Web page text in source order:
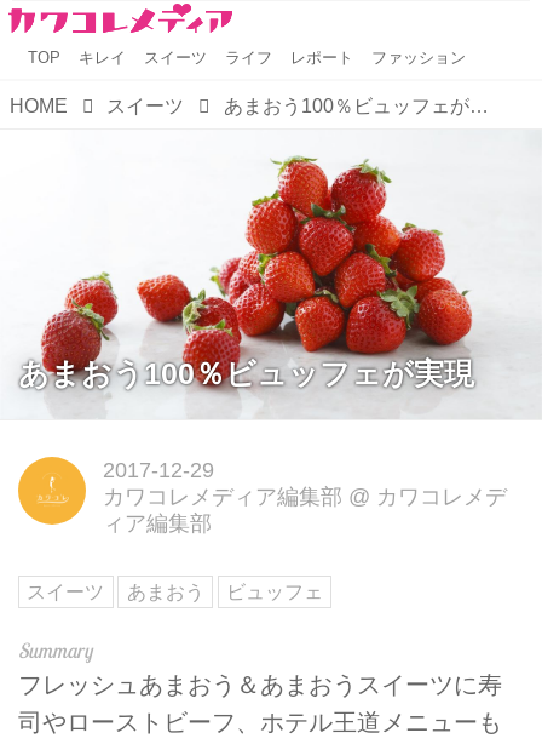
TOP キレイ スイーツ ライフ レポート ファッション
HOME スイーツ あまおう100％ビュッフェが実現
あまおう100％ビュッフェが実現
2017-12-29
カワコレメディア編集部 @ カワコレメデ
ィア編集部
スイーツ あまおう ビュッフェ
フレッシュあまおう＆あまおうスイーツに寿
司やローストビーフ、ホテル王道メニューも